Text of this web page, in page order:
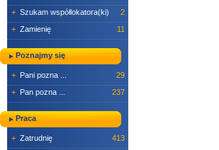
+ Szukam współlokatora(ki)
2
+ Zamienię 11
Poznajmy się
+ Pani pozna ...
29
+ Pan pozna ... 237
Praca
+ Zatrudnię
413